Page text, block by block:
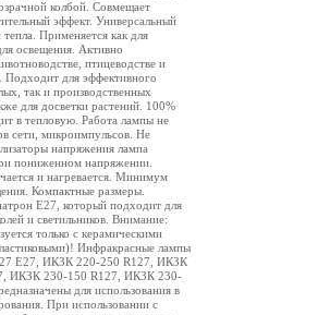
колбой. Совмещает
эффект. Универсальный
тепла. Применяется как для
освещения. Активно
птицеводстве и
Подходит для эффективного
так и производственных
для досветки растений. 100%
в тепловую. Работа лампы не
сети, микроимпульсов. Не
напряжения лампа
пониженном напряжении.
и нагревается. Минимум
Компактные размеры.
Е27, который подходит для
и светильников. Внимание:
только с керамическими
Инфракрасные лампы
E27, ИКЗК 220-250 R127, ИКЗК
ИКЗК 230-150 R127, ИКЗК 230-
для использования в
При использовании с